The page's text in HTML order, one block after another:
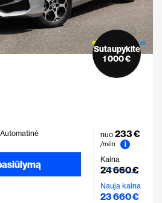
Sutaupykite
1 000 €
Automatinė nuo 233 €
/mėn
i
Kaina
24 660 €
Nauja kaina
23 660 €